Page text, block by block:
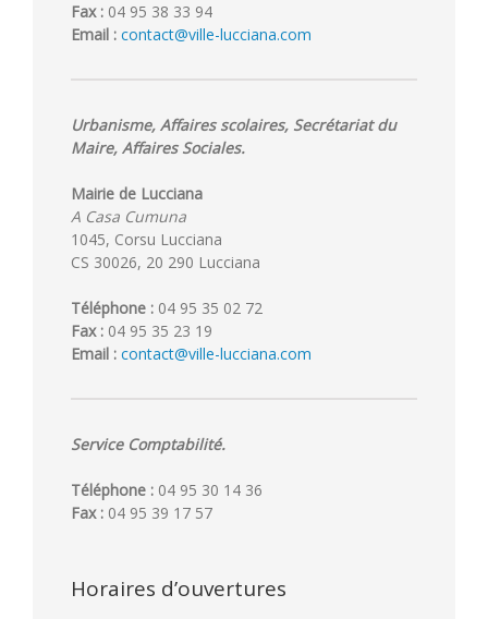
Fax : 04 95 38 33 94
Email : contact@ville-lucciana.com
Urbanisme, Affaires scolaires, Secrétariat du
Maire, Affaires Sociales.
Mairie de Lucciana
A Casa Cumuna
1045, Corsu Lucciana
CS 30026, 20 290 Lucciana
Téléphone : 04 95 35 02 72
Fax : 04 95 35 23 19
Email : contact@ville-lucciana.com
Service Comptabilité.
Téléphone : 04 95 30 14 36
Fax : 04 95 39 17 57
Horaires d’ouvertures